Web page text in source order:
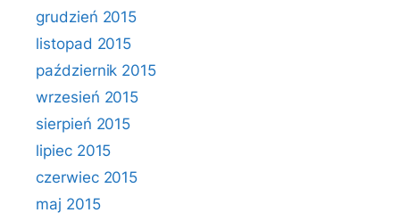
grudzień 2015
listopad 2015
październik 2015
wrzesień 2015
sierpień 2015
lipiec 2015
czerwiec 2015
maj 2015